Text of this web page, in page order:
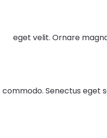
eget velit. Ornare
commodo. Senectus eget